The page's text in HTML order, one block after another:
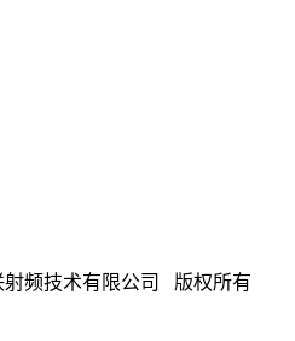
射频技术有限公司 版权所有